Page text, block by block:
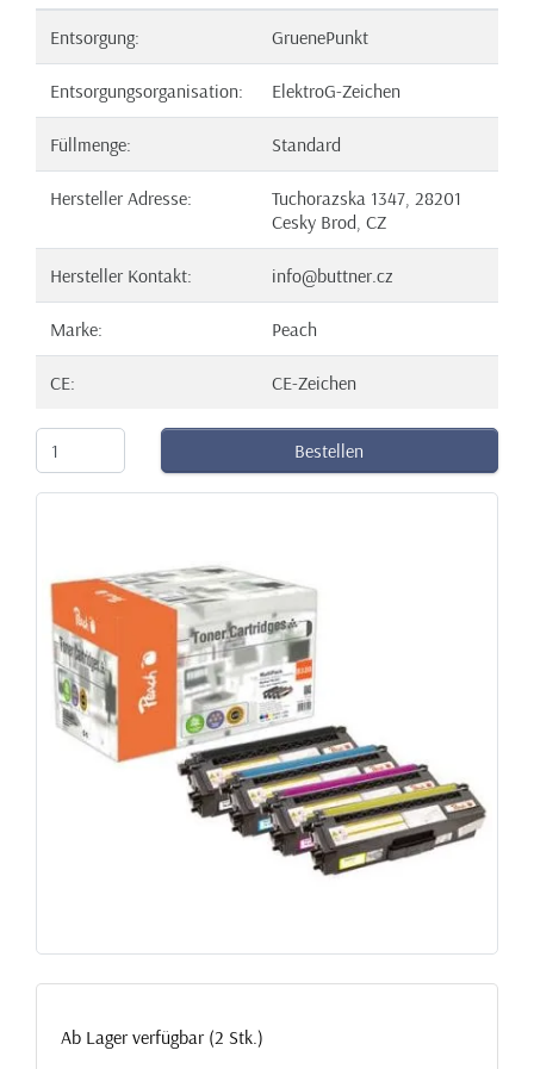
Entsorgung: GruenePunkt
Entsorgungsorganisation: ElektroG-Zeichen
Füllmenge: Standard
Hersteller Adresse:
Tuchorazska 1347, 28201
Cesky Brod, CZ
Hersteller Kontakt: info@buttner.cz
Marke: Peach
CE: CE-Zeichen
Bestellen
Ab Lager verfügbar (2 Stk.)